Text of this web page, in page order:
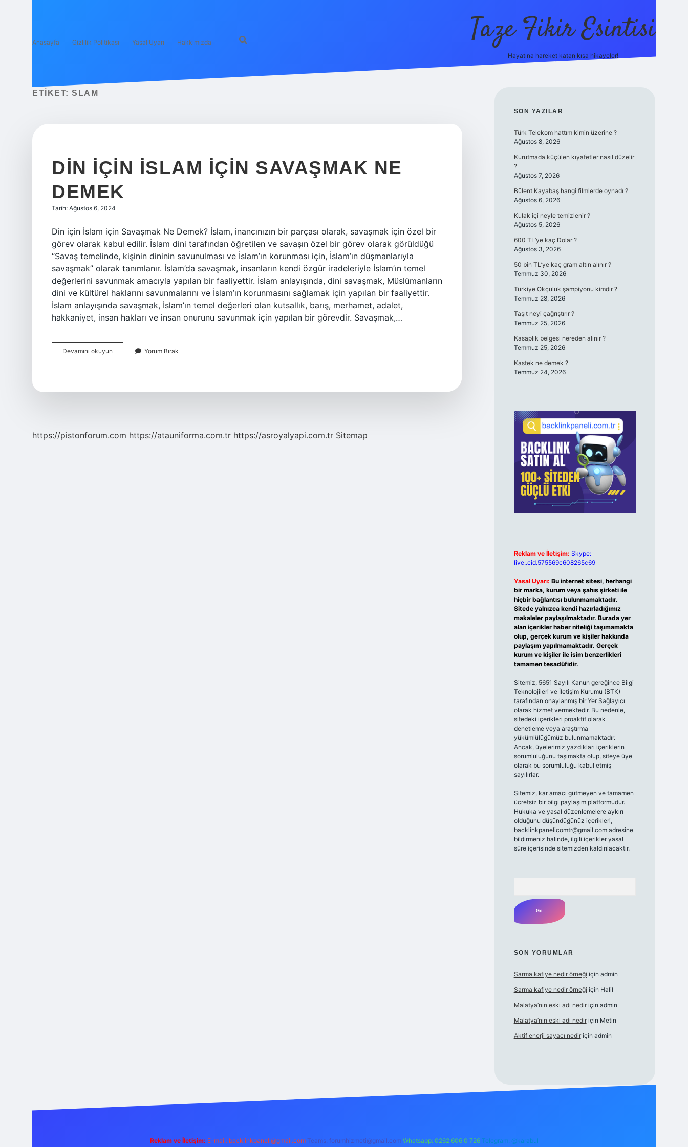
Anasayfa Gizlilik Politikası Yasal Uyarı Hakkımızda Taze Fikir Esintisi
Hayatına hareket katan kısa hikayeler!
ETIKET: SLAM
DIN IÇIN İSLAM IÇIN SAVAŞMAK NE
DEMEK
Tarih: Ağustos 6, 2024
Din için İslam için Savaşmak Ne Demek? İslam, inancınızın bir parçası olarak, savaşmak için özel bir
görev olarak kabul edilir. İslam dini tarafından öğretilen ve savaşın özel bir görev olarak görüldüğü
“Savaş temelinde, kişinin dininin savunulması ve İslam’ın korunması için, İslam’ın düşmanlarıyla
savaşmak” olarak tanımlanır. İslam’da savaşmak, insanların kendi özgür iradeleriyle İslam’ın temel
değerlerini savunmak amacıyla yapılan bir faaliyettir. İslam anlayışında, dini savaşmak, Müslümanların
dini ve kültürel haklarını savunmalarını ve İslam’ın korunmasını sağlamak için yapılan bir faaliyettir.
İslam anlayışında savaşmak, İslam’ın temel değerleri olan kutsallık, barış, merhamet, adalet,
hakkaniyet, insan hakları ve insan onurunu savunmak için yapılan bir görevdir. Savaşmak,…
Devamını okuyun
için
Yorum Bırak
https://pistonforum.com https://atauniforma.com.tr https://asroyalyapi.com.tr Sitemap
SIDEBAR
SON YAZILAR
Türk Telekom hattım kimin üzerine ?
Ağustos 8, 2026
Kurutmada küçülen kıyafetler nasıl düzelir
?
Ağustos 7, 2026
Bülent Kayabaş hangi filmlerde oynadı ?
Ağustos 6, 2026
Kulak içi neyle temizlenir ?
Ağustos 5, 2026
600 TL’ye kaç Dolar ?
Ağustos 3, 2026
50 bin TL’ye kaç gram altın alınır ?
Temmuz 30, 2026
Türkiye Okçuluk şampiyonu kimdir ?
Temmuz 28, 2026
Taşıt neyi çağrıştırır ?
Temmuz 25, 2026
Kasaplık belgesi nereden alınır ?
Temmuz 25, 2026
Kastek ne demek ?
Temmuz 24, 2026
Reklam ve İletişim: Skype:
live:.cid.575569c608265c69
Yasal Uyarı: Bu internet sitesi, herhangi
bir marka, kurum veya şahıs şirketi ile
hiçbir bağlantısı bulunmamaktadır.
Sitede yalnızca kendi hazırladığımız
makaleler paylaşılmaktadır. Burada yer
alan içerikler haber niteliği taşımamakta
olup, gerçek kurum ve kişiler hakkında
paylaşım yapılmamaktadır. Gerçek
kurum ve kişiler ile isim benzerlikleri
tamamen tesadüfidir.
Sitemiz, 5651 Sayılı Kanun gereğince Bilgi
Teknolojileri ve İletişim Kurumu (BTK)
tarafından onaylanmış bir Yer Sağlayıcı
olarak hizmet vermektedir. Bu nedenle,
sitedeki içerikleri proaktif olarak
denetleme veya araştırma
yükümlülüğümüz bulunmamaktadır.
Ancak, üyelerimiz yazdıkları içeriklerin
sorumluluğunu taşımakta olup, siteye üye
olarak bu sorumluluğu kabul etmiş
sayılırlar.
Sitemiz, kar amacı gütmeyen ve tamamen
ücretsiz bir bilgi paylaşım platformudur.
Hukuka ve yasal düzenlemelere aykırı
olduğunu düşündüğünüz içerikleri,
backlinkpanelicomtr@gmail.comadresine
bildirmeniz halinde, ilgili içerikler yasal
süre içerisinde sitemizden kaldırılacaktır.
SON YORUMLAR
Sarma kafiye nedir örneği için admin
Sarma kafiye nedir örneği için Halil
Malatya’nın eski adı nediriçin admin
Malatya’nın eski adı nediriçin Metin
Aktif enerji sayacı nediriçin admin
Reklam ve İletişim: E-mail: backlinkpaneli@gmail.com Teams: forumhizmeti@gmail.com Whatsapp: 0262 606 0 726 Telegram: @karabul